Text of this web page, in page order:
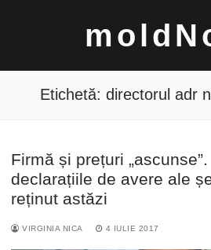
Caută
după:
Etichetă: directorul adr
Firmă și prețuri
declarațiile de avere ale
reținut astăzi
VIRGINIA NICA 4 IULIE 2017